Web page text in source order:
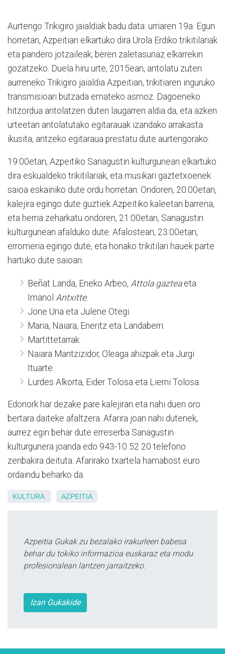
Aurtengo Trikigiro jaialdiak badu data: urriaren 19a. Egun
horretan, Azpeitian elkartuko dira Urola Erdiko trikitilariak
eta pandero jotzaileak, beren zaletasunaz elkarrekin
gozatzeko. Duela hiru urte, 2015ean, antolatu zuten
aurreneko Trikigiro jaialdia Azpeitian, trikitiaren inguruko
transmisioari butzada emateko asmoz. Dagoeneko
hitzordua antolatzen duten laugarren aldia da, eta azken
urteetan antolatutako egitarauak izandako arrakasta
ikusita, antzeko egitaraua prestatu dute aurtengorako.
19:00etan, Azpeitiko Sanagustin kulturgunean elkartuko
dira eskualdeko trikitilariak, eta musikari gaztetxoenek
saioa eskainiko dute ordu horretan. Ondoren, 20:00etan,
kalejira egingo dute guztiek Azpeitiko kaleetan barrena,
eta herria zeharkatu ondoren, 21:00etan, Sanagustin
kulturgunean afalduko dute. Afalostean, 23:00etan,
erromeria egingo dute, eta honako trikitilari hauek parte
hartuko dute saioan:
Beñat Landa, Eneko Arbeo, Attola gazteaeta
Imanol Antxitte.
Jone Uria eta Julene Otegi.
Maria, Naiara, Eneritz eta Landaberri.
Martittetarrak.
Naiara Mantzizidor, Oleaga ahizpak eta Jurgi
Ituarte.
Lurdes Alkorta, Eider Tolosa eta Lierni Tolosa.
Edonork har dezake pare kalejiran eta nahi duen oro
bertara daiteke afaltzera. Afarira joan nahi dutenek,
aurrez egin behar dute erreserba Sanagustin
kulturgunera joanda edo 943-10 52 20 telefono
zenbakira deituta. Afarirako txartela hamabost euro
ordaindu beharko da.
KULTURA AZPEITIA
Azpeitia Gukak zu bezalako irakurleen babesa
behar du tokiko informazioa euskaraz eta modu
profesionalean lantzen jarraitzeko.
Izan Gukakide